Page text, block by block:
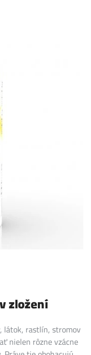
zložení
látok, rastlín, stromov
nielen rôzne vzácne